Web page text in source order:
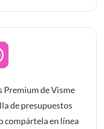
Premium de Visme
de presupuestos
compártela en línea